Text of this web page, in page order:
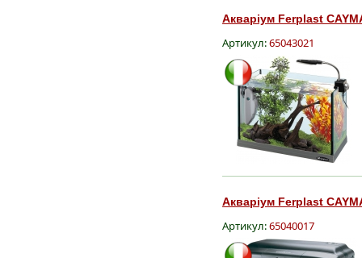
Акваріум Ferplast
Артикул:65043021
Акваріум Ferplast
Артикул:65040017